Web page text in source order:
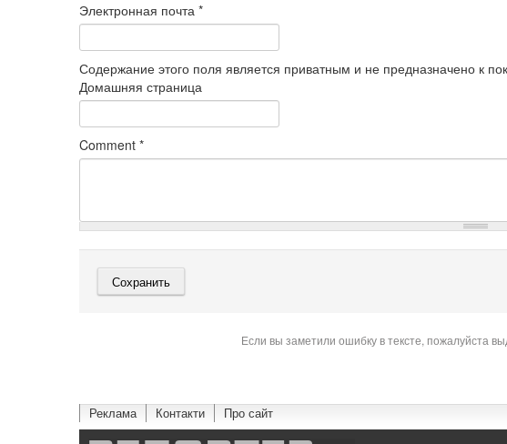
Электронная почта *
Содержание этого поля является приватным и не предназначено к
Домашняя страница
Comment *
Если вы заметили ошибку в тексте, пожалуйста
Реклама Контакти Про сайт